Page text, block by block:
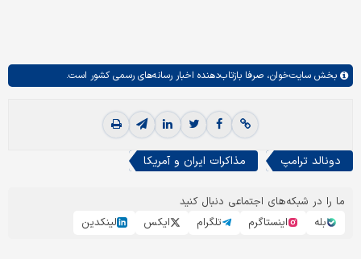
بخش سایت‌خوان، صرفا بازتاب‌دهنده اخبار رسانه‌های رسمی کشور است.
دونالد ترامپ مذاکرات ایران و آمریکا
ما را در شبکه‌های اجتماعی دنبال کنید
بله
اینستاگرم تلگرام ایکس لینکدین